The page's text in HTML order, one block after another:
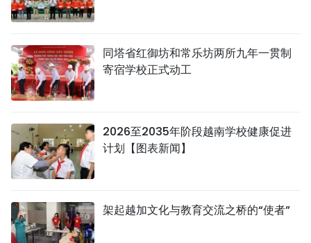
同塔省红御坊和常乐坊两所九年一贯制
寄宿学校正式动工
2026至2035年阶段越南学校健康促进
计划【图表新闻】
架起越加文化与教育交流之桥的“使者”